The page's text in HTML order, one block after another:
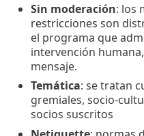
Sin moderación: los
restricciones son
el programa que
intervención
mensaje.
Temática: se tratan
gremiales, socio-
socios suscritos